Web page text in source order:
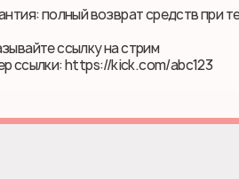
полный возврат средств при
ссылку на стрим
ссылки: https://kick.com/abc123